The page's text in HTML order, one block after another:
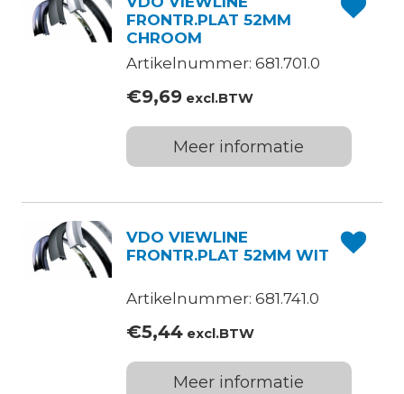
FRONTR.PLAT 52MM
CHROOM
Artikelnummer: 681.701.0
€9,69excl.BTW
Meer informatie
VDO VIEWLINE
FRONTR.PLAT 52MM WIT
Artikelnummer: 681.741.0
€5,44excl.BTW
Meer informatie